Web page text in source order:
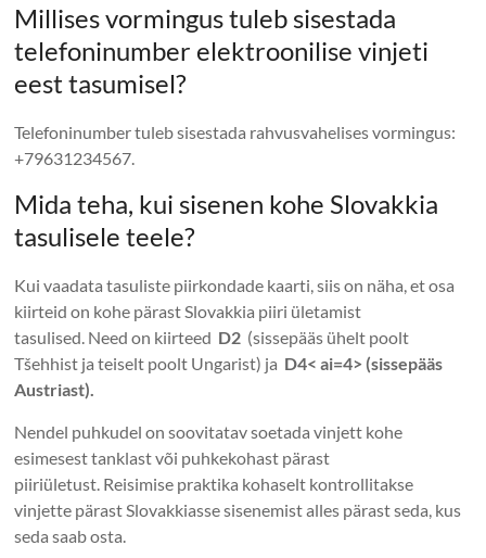
Millises vormingus tuleb sisestada
telefoninumber elektroonilise vinjeti
eest tasumisel?
Telefoninumber tuleb sisestada rahvusvahelises vormingus:
+79631234567.
Mida teha, kui sisenen kohe Slovakkia
tasulisele teele?
Kui vaadata tasuliste piirkondade kaarti, siis on näha, et osa
kiirteid on kohe pärast Slovakkia piiri ületamist
tasulised. Need on kiirteed D2 (sissepääs ühelt poolt
Tšehhist ja teiselt poolt Ungarist) ja D4< ai=4> (sissepääs
Austriast).
Nendel puhkudel on soovitatav soetada vinjett kohe
esimesest tanklast või puhkekohast pärast
piiriületust. Reisimise praktika kohaselt kontrollitakse
vinjette pärast Slovakkiasse sisenemist alles pärast seda, kus
seda saab osta.